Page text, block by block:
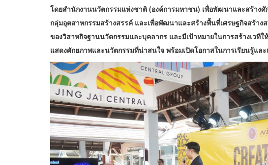
โดยสำนักงานนวัตกรรมแห่งชาติ (องค์การมหาชน) เพื่อพัฒนาและสร้าง
กลุ่มอุตสาหกรรมสร้างสรรค์ และเพื่อพัฒนาและสร้างพื้นที่เศรษฐกิจสร้าง
ของวิสาหกิจฐานนวัตกรรมและบุคลากร และมีเป้าหมายในการสร้างเวทีใ
แสดงศักยภาพและนวัตกรรมที่น่าสนใจ พร้อมเปิดโอกาสในการเรียนรู้แ